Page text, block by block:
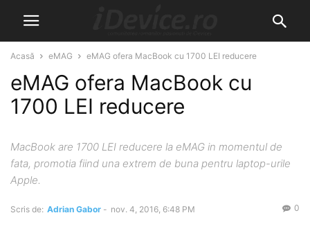
Acasă eMAG eMAG ofera MacBook cu 1700 LEI reducere
eMAG ofera MacBook cu
1700 LEI reducere
MacBook are 1700 LEI reducere la eMAG in momentul de
fata, promotia fiind una extrem de buna pentru laptop-urile
Apple.
Scris de: Adrian Gabor - nov. 4, 2016, 6:48 PM 0